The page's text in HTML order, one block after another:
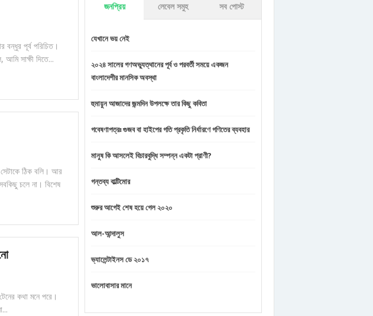
বন্ধুর পূর্ব পরিচিত।
সাক্ষী দিতে...
ঠিক বলি। আর
চলে না। বিশেষ
কথা মনে পরে।
জনপ্রিয় লেবেল সমুহ সব পোস্ট
যেখানে ভয় নেই
২০২৪ সালের গণঅভ্যুত্থানের পূর্ব ও পরবর্তী সময়ে একজন
বাংলাদেশীর মানসিক অবস্থা
হুমায়ুন আজাদের জন্মদিন উপলক্ষে তার কিছু কবিতা
গবেষণাপত্রঃ গুজব বা হাইপের গতি প্রকৃতি নির্ধারণে গণিতের ব্যবহার
মানুষ কি আসলেই বিচারবুদ্ধি সম্পন্ন একটা প্রাণী?
গন্তব্য বাল্টিমোর
শুরুর আগেই শেষ হয়ে গেল ২০২০
আল-আন্দালুস
ভ্যালেন্টাইনস ডে ২০১৭
ভালোবাসার মানে